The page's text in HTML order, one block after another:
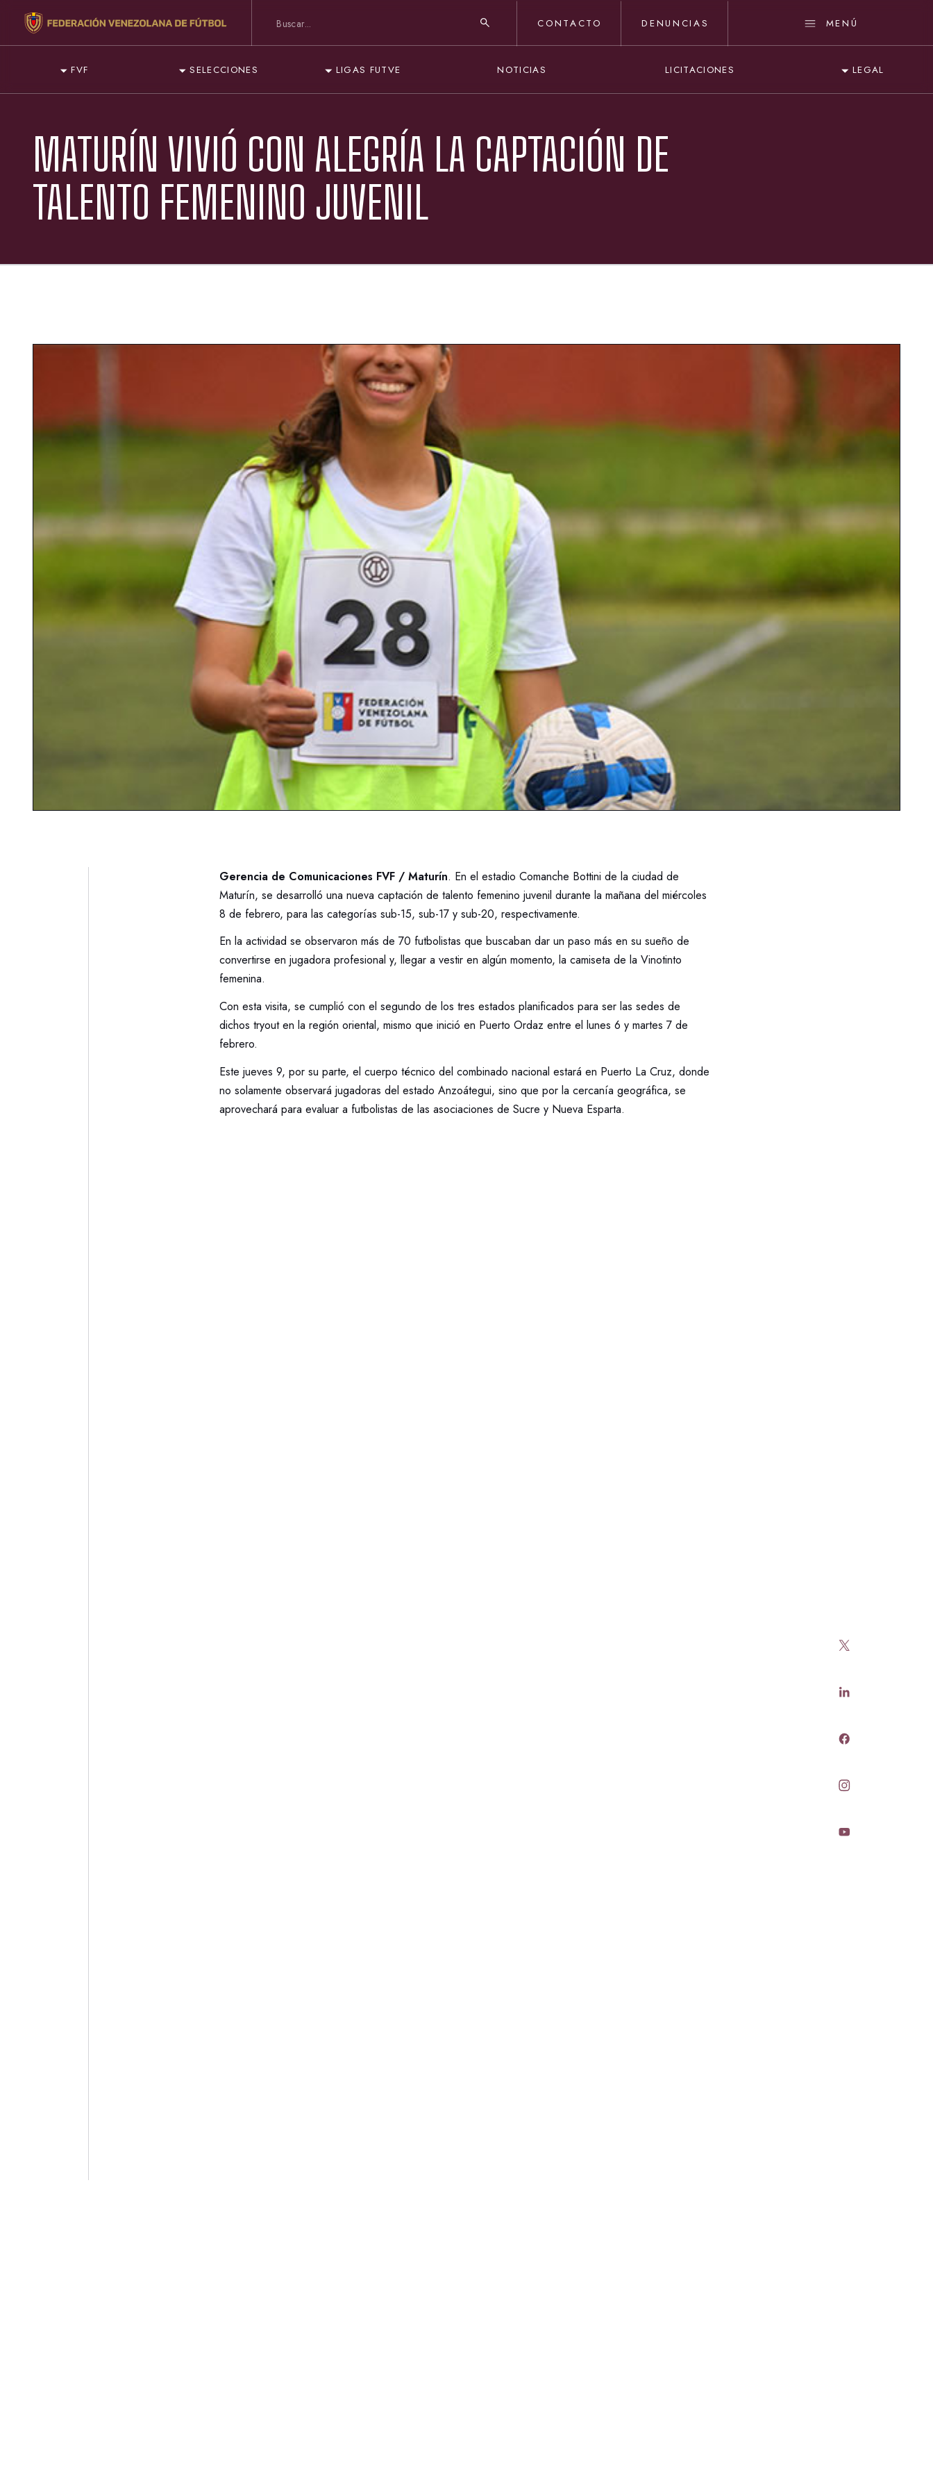
CONTACTO DENUNCIAS MENÚ
FVF SELECCIONES LIGAS FUTVE NOTICIAS LICITACIONES LEGAL
MATURÍN VIVIÓ CON ALEGRÍA LA CAPTACIÓN DE
TALENTO FEMENINO JUVENIL
Gerencia de Comunicaciones FVF / Maturín. En el estadio Comanche Bottini de la ciudad de
Maturín, se desarrolló una nueva captación de talento femenino juvenil durante la mañana del miércoles
8 de febrero, para las categorías sub-15, sub-17 y sub-20, respectivamente.
En la actividad se observaron más de 70 futbolistas que buscaban dar un paso más en su sueño de
convertirse en jugadora profesional y, llegar a vestir en algún momento, la camiseta de la Vinotinto
femenina.
Con esta visita, se cumplió con el segundo de los tres estados planificados para ser las sedes de
dichos tryout en la región oriental, mismo que inició en Puerto Ordaz entre el lunes 6 y martes 7 de
febrero.
Este jueves 9, por su parte, el cuerpo técnico del combinado nacional estará en Puerto La Cruz, donde
no solamente observará jugadoras del estado Anzoátegui, sino que por la cercanía geográfica, se
aprovechará para evaluar a futbolistas de las asociaciones de Sucre y Nueva Esparta.